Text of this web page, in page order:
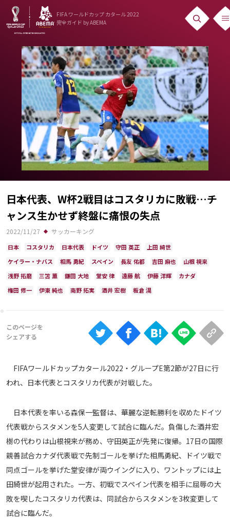
FIFA ワールドカップ カタール 2022
完全ガイド by ABEMA
ニュース
News
出場国
Teams
日本代表
Team Japan
日程・結果
Schedule
ランキング
Ranking
大会について
About
ABEMAの視聴について
iOS Apps
Android
TV
メディアアライアンス
日本代表、W杯2戦目はコスタリカに敗戦…チ
ャンス生かせず終盤に痛恨の失点
2022/11/27 サッカーキング
日本 コスタリカ 日本代表 ドイツ 守田 英正
上田 綺世
ケイラー・ナバス
相馬 勇紀 スペイン 長友 佑都 吉田 麻也
山根 視来
浅野 拓磨
三笘 薫 鎌田 大地 堂安 律 遠藤 航 伊藤 洋輝
カナダ
権田 修一
伊東 純也 南野 拓実 酒井 宏樹 板倉 滉
FIFAワールドカップカタール2022・グループE第2節が27日に行
われ、日本代表とコスタリカ代表が対戦した。
日本代表を率いる森保一監督は、華麗な逆転勝利を収めたドイツ
代表戦からスタメンを5人変更して試合に臨んだ。負傷した酒井宏
樹の代わりは山根視来が務め、守田英正が先発に復帰。17日の国際
親善試合カナダ代表戦で先制ゴールを挙げた相馬勇紀、ドイツ戦で
同点ゴールを挙げた堂安律が両ウイングに入り、ワントップには上
田綺世が起用された。一方、初戦でスペイン代表を相手に屈辱の大
敗を喫したコスタリカ代表は、同試合からスタメンを3枚変更して
試合に臨んだ。